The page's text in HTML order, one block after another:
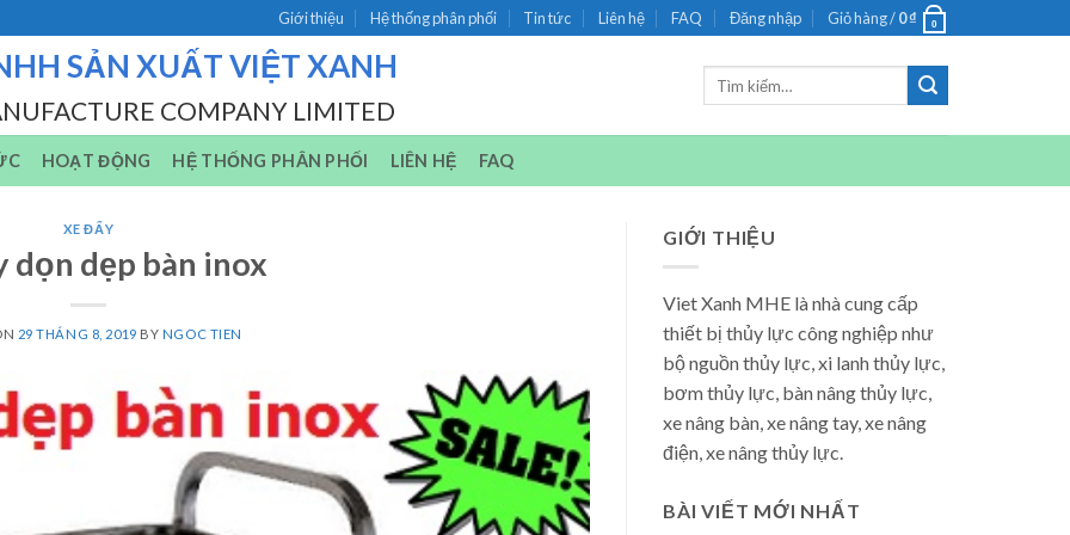
Giới thiệu Hệ thống phân phối Tin tức Liên hệ FAQ Đăng nhập Giỏ hàng /0₫ 0
SẢN XUẤT VIỆT XANH
COMPANY LIMITED
HOẠT ĐỘNG HỆ THỐNG PHÂN PHỐI LIÊN HỆ FAQ
XE ĐẨY
dọn dẹp bàn inox
29 THÁNG 8, 2019 BY NGOC TIEN
GIỚI THIỆU
Viet Xanh MHE là nhà cung cấp
thiết bị thủy lực công nghiệp như
bộ nguồn thủy lực, xi lanh thủy lực,
bơm thủy lực, bàn nâng thủy lực,
xe nâng bàn, xe nâng tay, xe nâng
điện, xe nâng thủy lực.
BÀI VIẾT MỚI NHẤT